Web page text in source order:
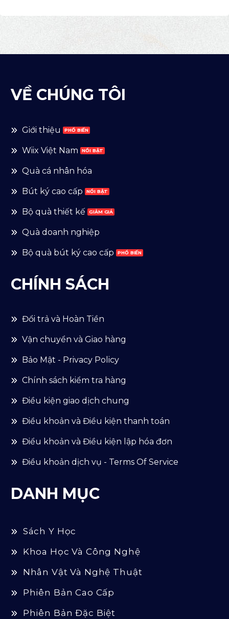
VỀ CHÚNG TÔI
Giới thiệu
Wiix Việt Nam
Quà cá nhân hóa
Bút ký cao cấp
Bộ quà thiết kế
Quà doanh nghiệp
Bộ quà bút ký cao cấp
CHÍNH SÁCH
Đổi trả và Hoàn Tiền
Vận chuyển và Giao hàng
Bảo Mật - Privacy Policy
Chính sách kiểm tra hàng
Điều kiện giao dịch chung
Điều khoản và Điều kiện thanh toán
Điểu khoản và Điều kiện lập hóa đơn
Điều khoản dịch vụ - Terms Of Service
DANH MỤC
Sách Y Học
Khoa Học Và Công Nghệ
Nhân Vật Và Nghệ Thuật
Phiên Bản Cao Cấp
Phiên Bản Đặc Biệt